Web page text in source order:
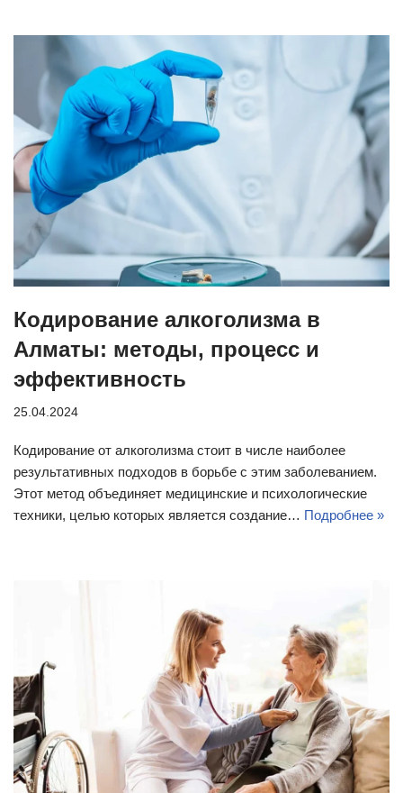
Кодирование алкоголизма в
Алматы: методы, процесс и
эффективность
25.04.2024
Кодирование от алкоголизма стоит в числе наиболее
результативных подходов в борьбе с этим заболеванием.
Этот метод объединяет медицинские и психологические
техники, целью которых является создание… Подробнее »